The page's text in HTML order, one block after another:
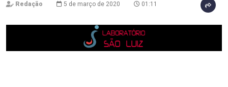
Redação 5 de março de 2020 01:11